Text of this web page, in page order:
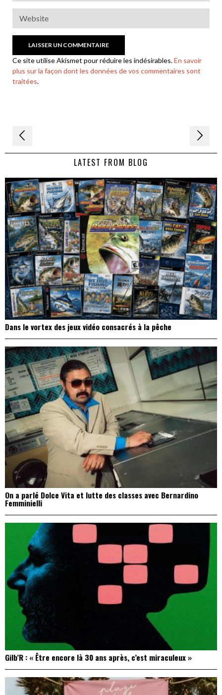
Ce site utilise Akismet pour réduire les indésirables.En savoir
plus sur la façon dont les données de vos commentaires sont
traitées.
Navigation
de LATEST FROM BLOG
Dans le vortex des jeux vidéo consacrés à la pêche
On a parlé Dolce Vita et lutte des classes avec Bernardino
Femminielli
Gilb’R : « Être encore là 30 ans après, c’est miraculeux »